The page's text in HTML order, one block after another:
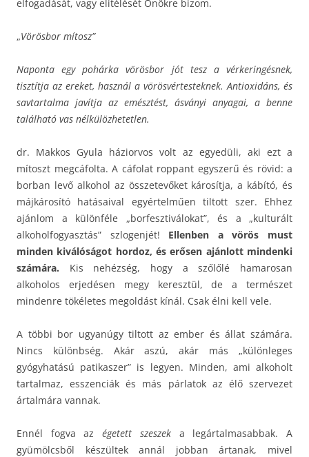
elfogadását, vagy elítélését Önökre bízom.
„Vörösbor mítosz”
Naponta egy pohárka vörösbor jót tesz a vérkeringésnek,
tisztítja az ereket, használ a vörösvértesteknek. Antioxidáns, és
savtartalma javítja az emésztést, ásványi anyagai, a benne
található vas nélkülözhetetlen.
dr. Makkos Gyula háziorvos volt az egyedüli, aki ezt a
mítoszt megcáfolta. A cáfolat roppant egyszerű és rövid: a
borban levő alkohol az összetevőket károsítja, a kábító, és
májkárosító hatásaival egyértelműen tiltott szer. Ehhez
ajánlom a különféle „borfesztiválokat”, és a „kulturált
alkoholfogyasztás” szlogenjét! Ellenben a vörös must
minden kiválóságot hordoz, és erősen ajánlott mindenki
számára. Kis nehézség, hogy a szőlőlé hamarosan
alkoholos erjedésen megy keresztül, de a természet
mindenre tökéletes megoldást kínál. Csak élni kell vele.
A többi bor ugyanúgy tiltott az ember és állat számára.
Nincs különbség. Akár aszú, akár más „különleges
gyógyhatású patikaszer” is legyen. Minden, ami alkoholt
tartalmaz, esszenciák és más párlatok az élő szervezet
ártalmára vannak.
Ennél fogva azégetett szeszeka legártalmasabbak. A
gyümölcsből készültek annál jobban ártanak, mivel